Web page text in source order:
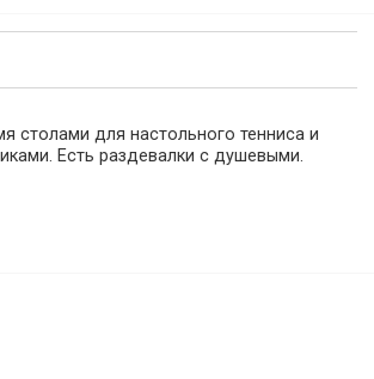
столами для настольного тенниса и
Есть раздевалки с душевыми.